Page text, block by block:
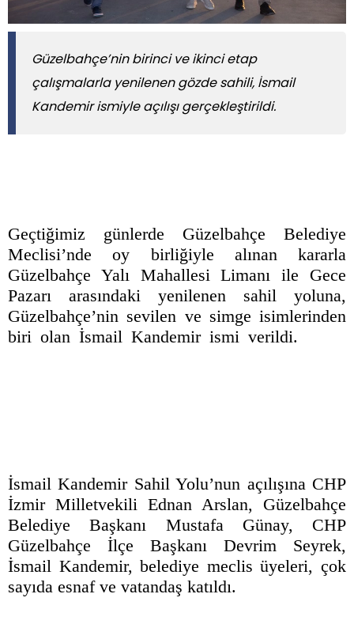
Güzelbahçe’nin birinci ve ikinci etap
çalışmalarla yenilenen gözde sahili, İsmail
Kandemir ismiyle açılışı gerçekleştirildi.
Geçtiğimiz günlerde Güzelbahçe Belediye
Meclisi’nde oy birliğiyle alınan kararla
Güzelbahçe Yalı Mahallesi Limanı ile Gece
Pazarı arasındaki yenilenen sahil yoluna,
Güzelbahçe’nin sevilen ve simge isimlerinden
biri olan İsmail Kandemir ismi verildi.
İsmail Kandemir Sahil Yolu’nun açılışına CHP
İzmir Milletvekili Ednan Arslan, Güzelbahçe
Belediye Başkanı Mustafa Günay, CHP
Güzelbahçe İlçe Başkanı Devrim Seyrek,
İsmail Kandemir, belediye meclis üyeleri, çok
sayıda esnaf ve vatandaş katıldı.